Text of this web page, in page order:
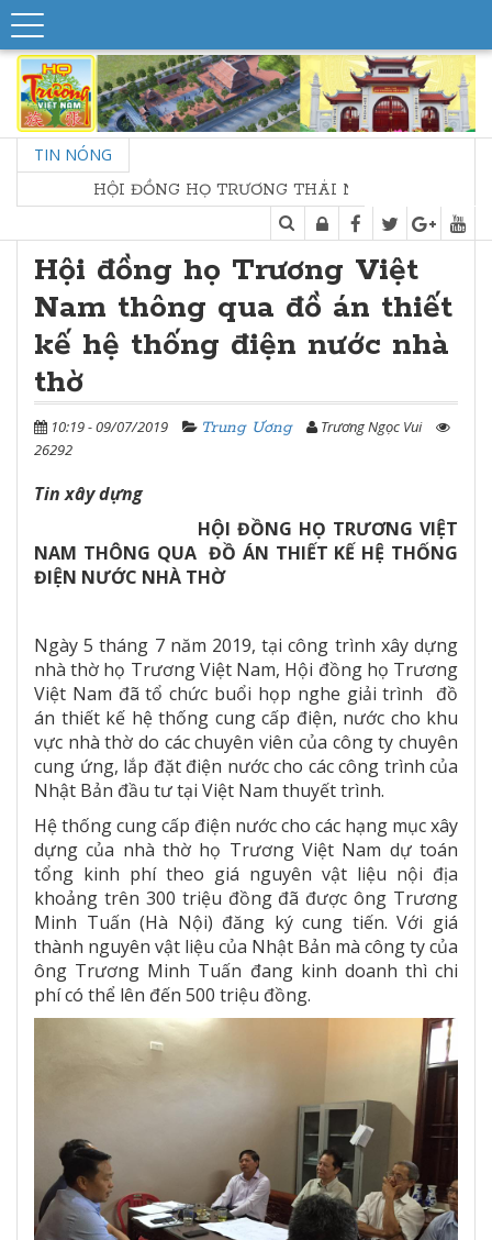
TIN NÓNG
HỘI ĐỒNG HỌ TRƯƠNG THÁI NGUYÊN - HỘI NGHỊ SƠ
Hội đồng họ Trương Việt
Nam thông qua đồ án thiết
kế hệ thống điện nước nhà
thờ
10:19 - 09/07/2019 Trung Ương
Trương Ngọc Vui
26292
Tin xây dựng
HỘI ĐỒNG HỌ TRƯƠNG VIỆT
NAM THÔNG QUA ĐỒ ÁN THIẾT KẾ HỆ THỐNG
ĐIỆN NƯỚC NHÀ THỜ
Ngày 5 tháng 7 năm 2019, tại công trình xây dựng
nhà thờ họ Trương Việt Nam, Hội đồng họ Trương
Việt Nam đã tổ chức buổi họp nghe giải trình đồ
án thiết kế hệ thống cung cấp điện, nước cho khu
vực nhà thờ do các chuyên viên của công ty chuyên
cung ứng, lắp đặt điện nước cho các công trình của
Nhật Bản đầu tư tại Việt Nam thuyết trình.
Hệ thống cung cấp điện nước cho các hạng mục xây
dựng của nhà thờ họ Trương Việt Nam dự toán
tổng kinh phí theo giá nguyên vật liệu nội địa
khoảng trên 300 triệu đồng đã được ông Trương
Minh Tuấn (Hà Nội) đăng ký cung tiến. Với giá
thành nguyên vật liệu của Nhật Bản mà công ty của
ông Trương Minh Tuấn đang kinh doanh thì chi
phí có thể lên đến 500 triệu đồng.